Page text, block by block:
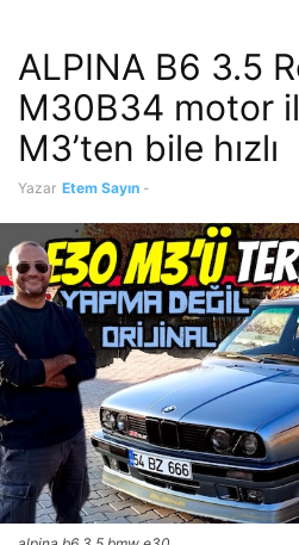
ALPINA B6 3.5
M30B34 motor
M3’ten bile hızlı
Yazar Etem Sayın -